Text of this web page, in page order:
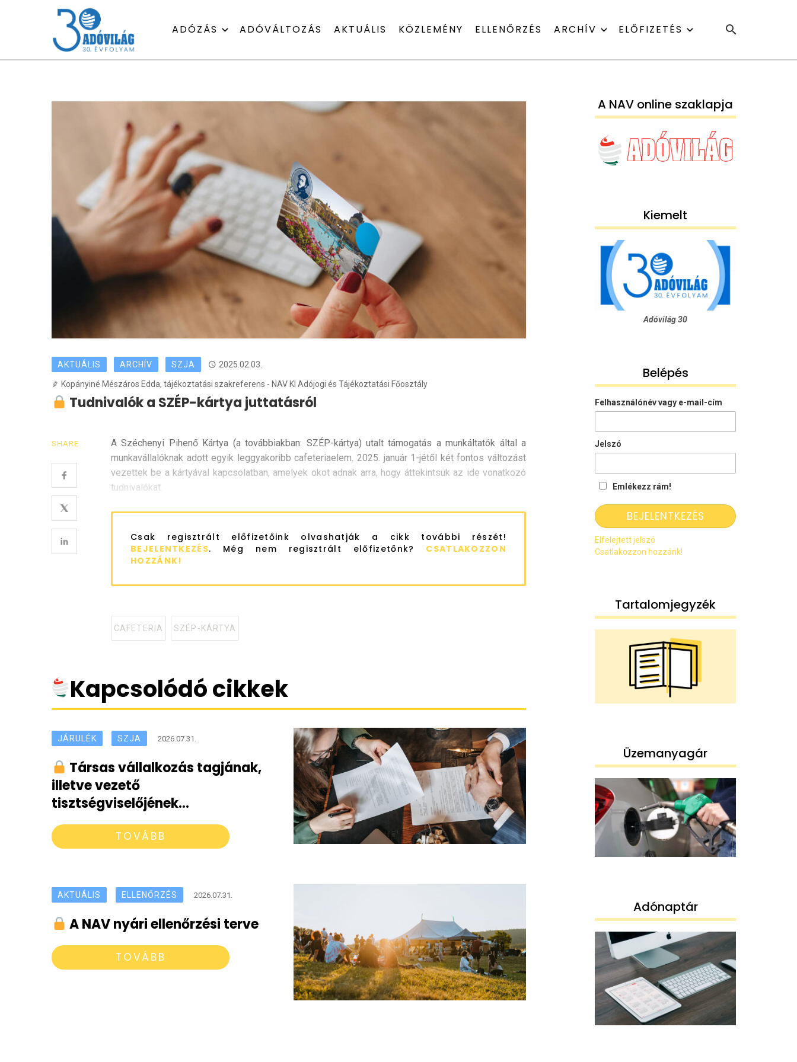
ADÓZÁS ADÓVÁLTOZÁS AKTUÁLIS KÖZLEMÉNY ELLENŐRZÉS ARCHÍV ELŐFIZETÉS
AKTUÁLIS ARCHÍV SZJA 2025.02.03.
Kopányiné Mészáros Edda, tájékoztatási szakreferens - NAV KI Adójogi és Tájékoztatási Főosztály
Tudnivalók a SZÉP-kártya juttatásról
SHARE
A Széchenyi Pihenő Kártya (a továbbiakban: SZÉP-kártya) utalt támogatás a munkáltatók által a
munkavállalóknak adott egyik leggyakoribb cafeteriaelem. 2025. január 1-jétől két fontos változást
vezettek be a kártyával kapcsolatban, amelyek okot adnak arra, hogy áttekintsük az ide vonatkozó
tudnivalókat.
Csak regisztrált előfizetőink olvashatják a cikk további részét!
BEJELENTKEZÉS. Még nem regisztrált előfizetőnk? CSATLAKOZZON
HOZZÁNK!
Tagged
CAFETERIA SZÉP-KÁRTYA
Kapcsolódó cikkek
JÁRULÉK SZJA 2026.07.31.
Társas vállalkozás tagjának,
illetve vezető
tisztségviselőjének
jogviszonyához kapcsolódó
bejelentési, bevallási
TOVÁBB
AKTUÁLIS ELLENŐRZÉS 2026.07.31.
A NAV nyári ellenőrzési terve
TOVÁBB
A NAV online szaklapja
Kiemelt
Adóvilág 30
Belépés
Felhasználónév vagy e-mail-cím
Jelszó
Emlékezz rám!
Elfelejtett jelszó
Csatlakozzon hozzánk!
Tartalomjegyzék
Üzemanyagár
Adónaptár